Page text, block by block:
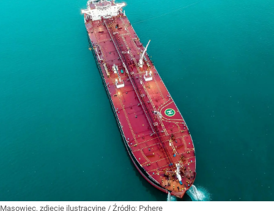
Masowiec, zdjęcie ilustracyjne / Źródło: Pxhere